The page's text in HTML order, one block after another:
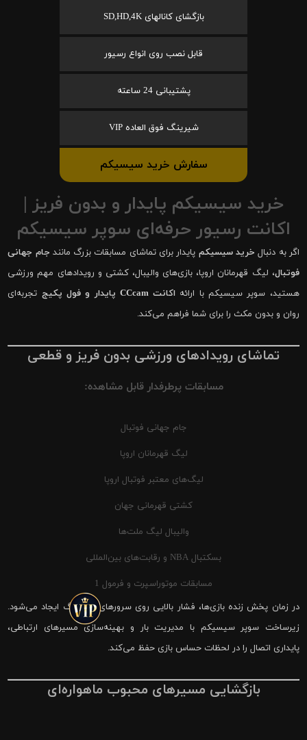
بازگشای کانالهای SD,HD,4K
قابل نصب روی انواع رسیور
پشتیبانی 24 ساعته
شیرینگ فوق العاده VIP
سفارش خرید سیسیکم
خرید سیسیکم پایدار و بدون فریز |
اکانت رسیور حرفه‌ای سوپر سیسیکم
اگر به دنبال خرید سیسیکم پایدار برای تماشای مسابقات بزرگ مانند جام جهانی
فوتبال، لیگ قهرمانان اروپا، بازی‌های والیبال، کشتی و رویدادهای مهم ورزشی
هستید، سوپر سیسیکم با ارائه اکانت CCcam پایدار و فول پکیج
تجربه‌ای
روان و بدون مکث را برای شما فراهم می‌کند.
تماشای رویدادهای ورزشی بدون فریز و قطعی
مسابقات پرطرفدار قابل مشاهده:
جام جهانی فوتبال
لیگ قهرمانان اروپا
لیگ‌های معتبر فوتبال اروپا
کشتی قهرمانی جهان
والیبال لیگ ملت‌ها
بسکتبال NBA و رقابت‌های بین‌المللی
مسابقات موتوراسپرت و فرمول 1
در زمان پخش زنده بازی‌ها، فشار بالایی روی سرورهای شیرینگ ایجاد می‌شود.
زیرساخت سوپر سیسیکم با مدیریت بار و بهینه‌سازی مسیرهای ارتباطی،
پایداری اتصال را در لحظات حساس بازی حفظ می‌کند.
بازگشایی مسیرهای محبوب ماهواره‌ای